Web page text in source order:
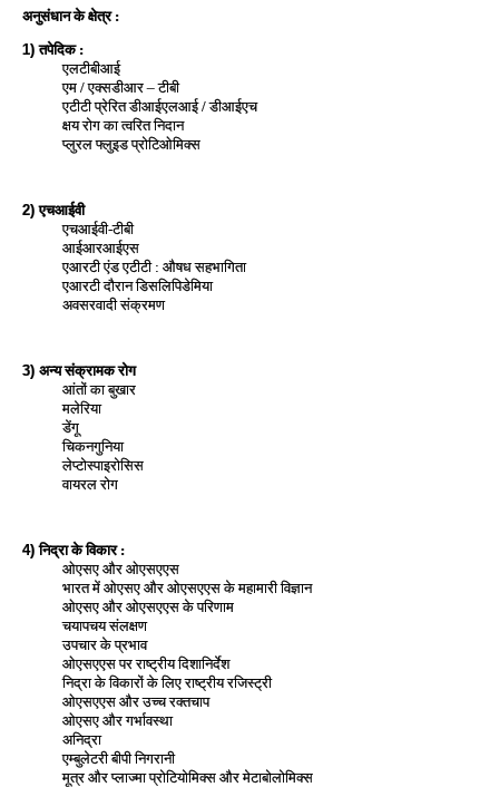
अनुसंधान के क्षेत्र :
1)तपेदिक :
एलटीबीआई
एम / एक्सडीआर – टीबी
एटीटी प्रेरित डीआईएलआई / डीआईएच
क्षय रोग का त्वरित निदान
प्लुरल फ्लुइड प्रोटिओमिक्स
2)एचआईवी
एचआईवी-टीबी
आईआरआईएस
एआरटी एंड एटीटी : औषध सहभागिता
एआरटी दौरान डिसलिपिडेमिया
अवसरवादी संक्रमण
3) अन्य संक्रामक रोग
आंतों का बुखार
मलेरिया
डेंगू
चिकनगुनिया
लेप्टोस्पाइरोसिस
वायरल रोग
4)निद्रा के विकार :
ओएसए और ओएसएएस
भारत में ओएसए और ओएसएएस के महामारी विज्ञान
ओएसए और ओएसएएस के परिणाम
चयापचय संलक्षण
उपचार के प्रभाव
ओएसएएस पर राष्ट्रीय दिशानिर्देश
निद्रा के विकारों के लिए राष्ट्रीय रजिस्ट्री
ओएसएएस और उच्च रक्तचाप
ओएसए और गर्भावस्था
अनिद्रा
एम्‍बुलेटरी बीपी निगरानी
मूत्र और प्लाज्मा प्रोटियोमिक्स और मेटाबोलोमिक्‍स